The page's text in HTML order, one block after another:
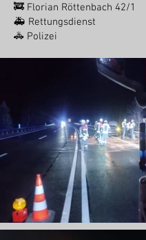
🚒 Florian Röttenbach 42/1
🚑 Rettungsdienst
🚓 Polizei